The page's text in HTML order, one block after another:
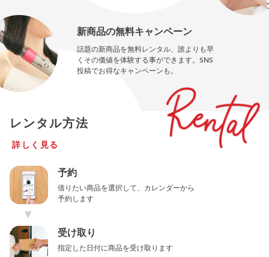
新商品の無料キャンペーン
話題の新商品を無料レンタル、誰よりも早
くその価値を体験する事ができます。SNS
投稿でお得なキャンペーンも。
レンタル方法
詳しく見る
予約
借りたい商品を選択して、カレンダーから
予約します
▼
受け取り
指定した日付に商品を受け取ります